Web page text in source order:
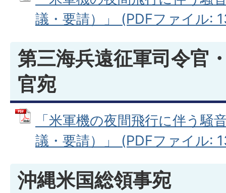
議・要請）」 (PDFファイル:
第三海兵遠征軍司令官
官宛
「米軍機の夜間飛行に伴う騒
議・要請）」 (PDFファイル:
沖縄米国総領事宛